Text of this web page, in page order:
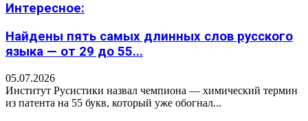
Интересное:
Найдены пять самых длинных слов русского
языка — от 29 до 55...
05.07.2026
Институт Русистики назвал чемпиона — химический термин
из патента на 55 букв, который уже обогнал...